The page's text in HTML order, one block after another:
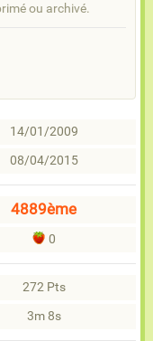
ou archivé.
14/01/2009
08/04/2015
4889ème
0
272 Pts
3m 8s